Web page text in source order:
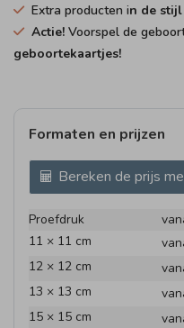
Extra producten in de
Actie! Voorspel de
geboortekaartjes!
Formaten en prijzen
Bereken de prijs
Proefdruk
11 × 11 cm
12 × 12 cm
13 × 13 cm
15 × 15 cm